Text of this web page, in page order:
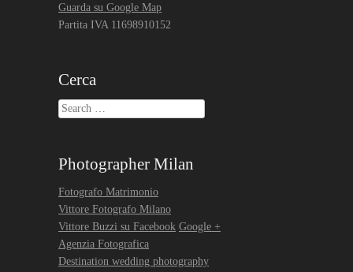
Guarda su Google Map
Partita IVA 11698910152
Cerca
Search
Photographer Milan
Fotografo Matrimonio
Vittore Fotografo Milano
Vittore Buzzi su Facebook Google +
Agenzia Fotografica
Destination wedding photography